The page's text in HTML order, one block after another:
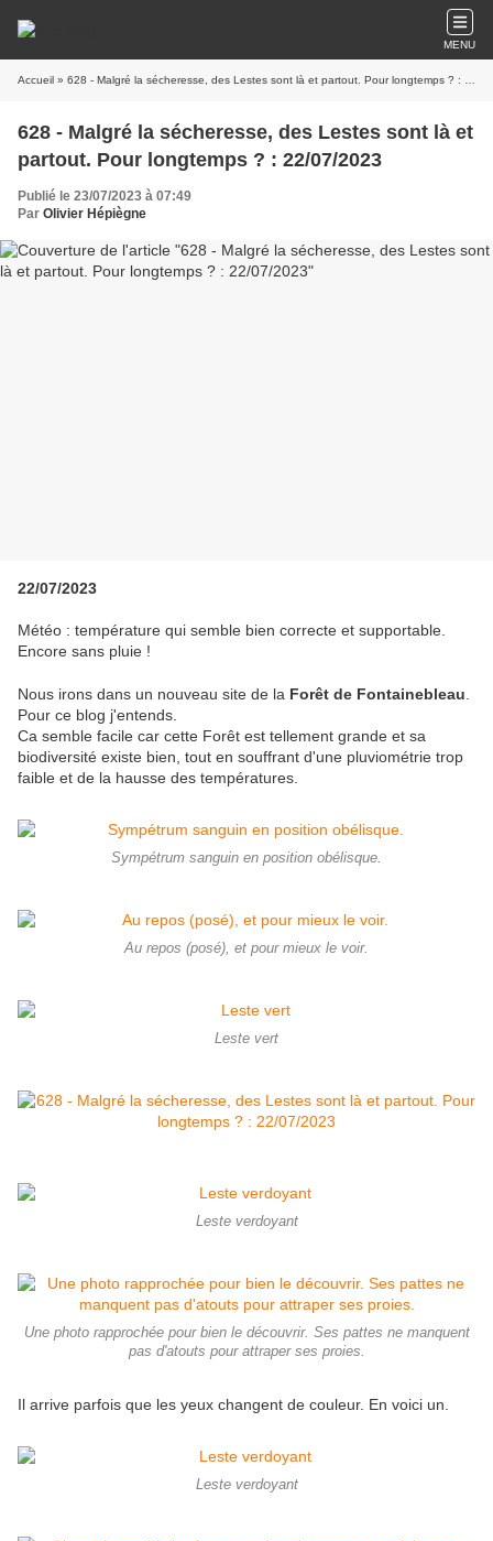
MENU
Accueil » 628 - Malgré la sécheresse, des Lestes sont là et partout. Pour longtemps ? : 22/07/2023
628 - Malgré la sécheresse, des Lestes sont là et
partout. Pour longtemps ? : 22/07/2023
Publié le 23/07/2023 à 07:49
Par Olivier Hépiègne
22/07/2023
Météo : température qui semble bien correcte et supportable.
Encore sans pluie !
Nous irons dans un nouveau site de la Forêt de Fontainebleau
Pour ce blog j'entends.
Ca semble facile car cette Forêt est tellement grande et sa
biodiversité existe bien, tout en souffrant d'une pluviométrie trop
faible et de la hausse des températures.
Sympétrum sanguin en position obélisque.
Au repos (posé), et pour mieux le voir.
Leste vert
Leste verdoyant
Une photo rapprochée pour bien le découvrir. Ses pattes ne manquent
pas d'atouts pour attraper ses proies.
Il arrive parfois que les yeux changent de couleur. En voici un.
Leste verdoyant